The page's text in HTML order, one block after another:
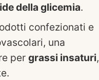
della glicemia.
confezionati e
una
per grassi insaturi,